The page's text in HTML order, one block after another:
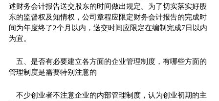
述财务会计报告送交股东的时间做出规定。为了切实落实好股
东的监督权及知情权，公司章程应限定财务会计报告的完成时
间为年度终了2个月以内，送交时间应限定在编制完成7日以内
为宜。
五、是否有必要建立各方面的企业管理制度，有哪些方面的
管理制度是需要特别注意的
不少创业者不注意企业的内部管理制度，认为创业初期的主